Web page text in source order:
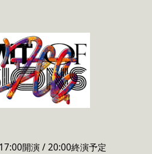
開演 / 20:00終演予定